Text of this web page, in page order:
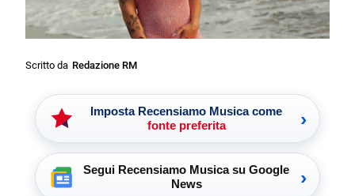
Scritto da Redazione RM
Imposta Recensiamo Musica come
fonte preferita
›
Segui Recensiamo Musica su Google
News
›